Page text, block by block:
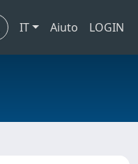
IT Aiuto LOGIN